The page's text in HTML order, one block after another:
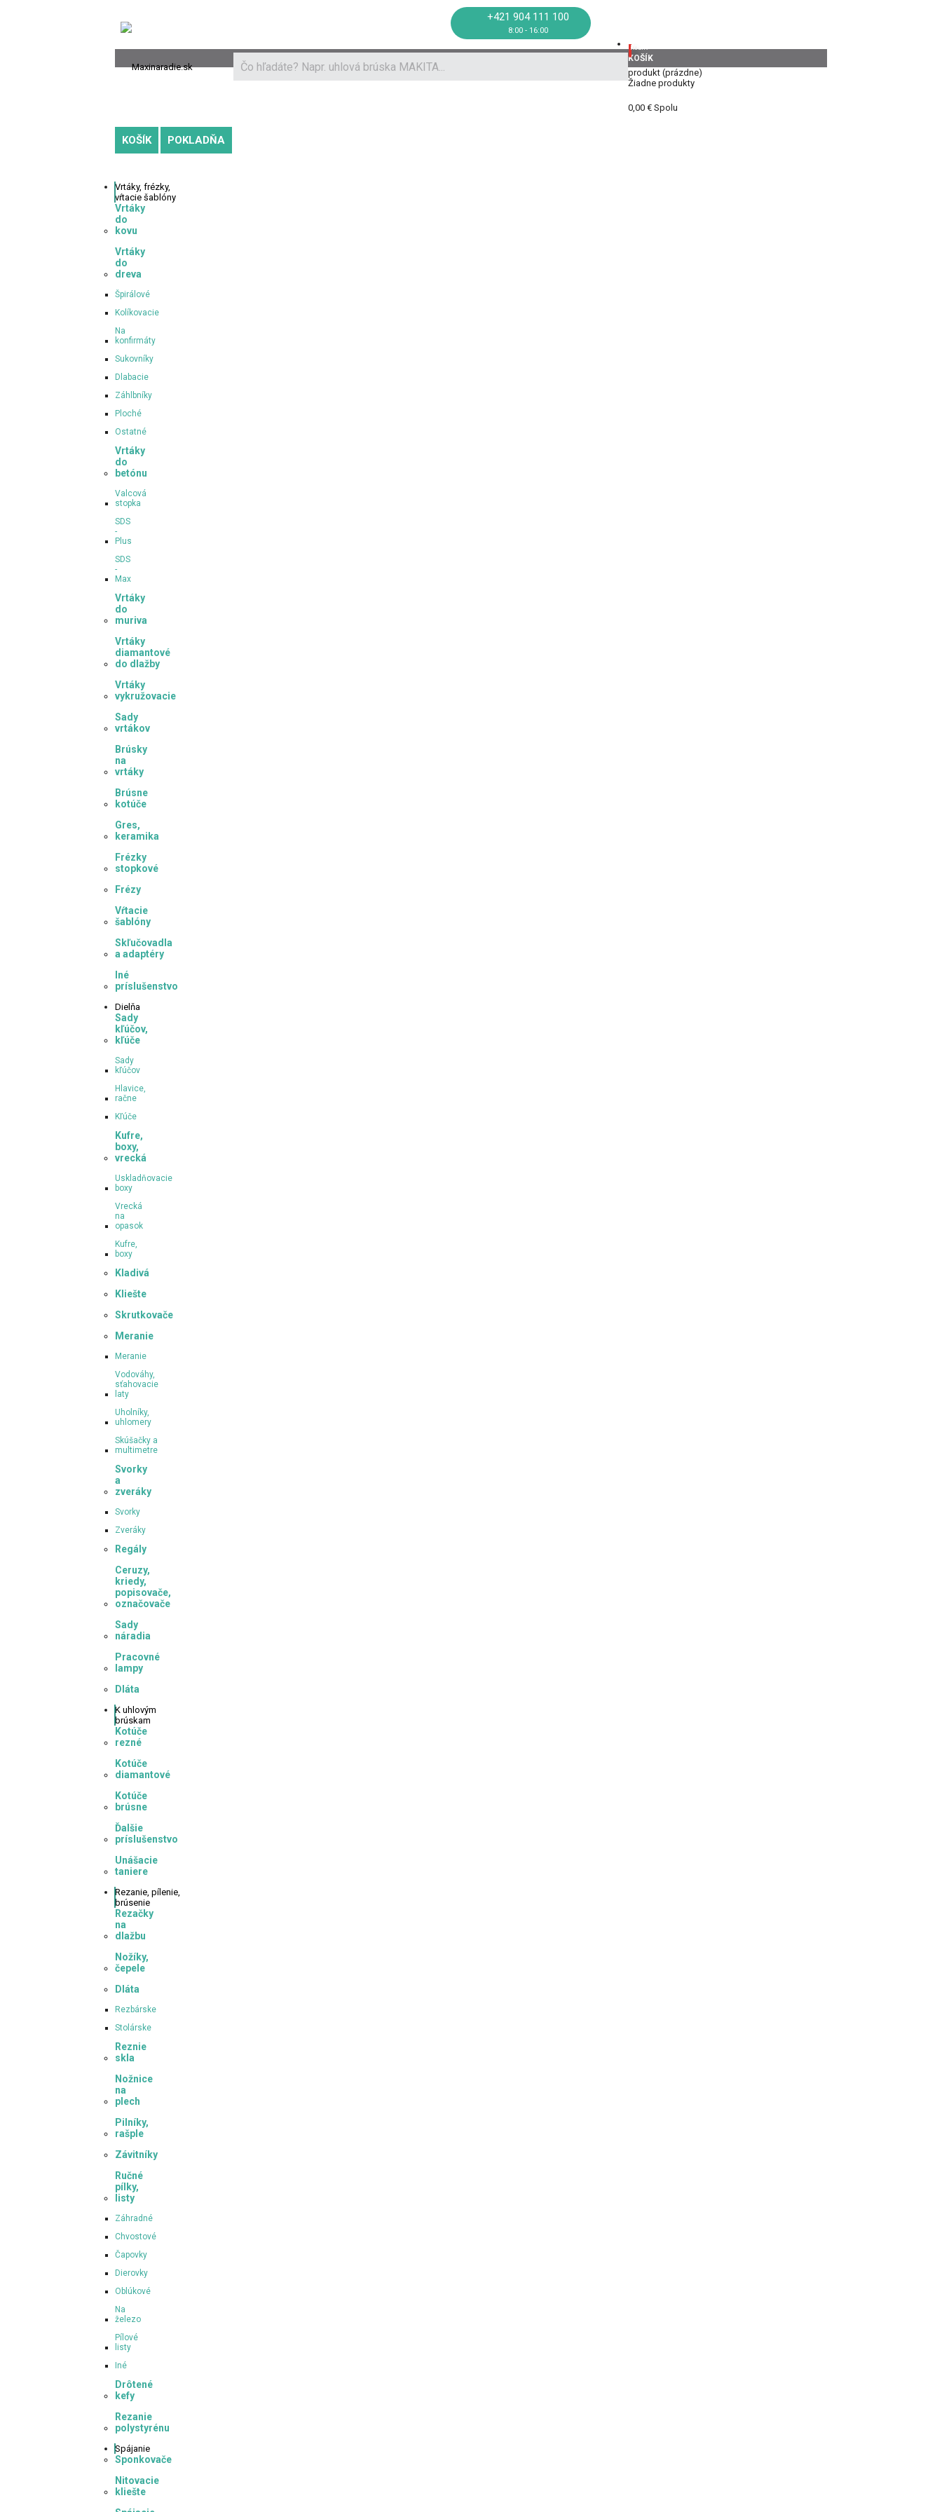
+421 904 111 100
8:00 - 16:00
KOŠÍK
KOŠÍK
produkt (prázdne)
Žiadne produkty
0,00 € Spolu
KOŠÍK POKLADŇA
Vrtáky, frézky,
vŕtacie šablóny
Vrtáky
do
kovu
Vrtáky
do
dreva
Špirálové
Kolíkovacie
Na
konfirmáty
Sukovníky
Dlabacie
Záhlbníky
Ploché
Ostatné
Vrtáky
do
betónu
Valcová
stopka
SDS
-
Plus
SDS
-
Max
Vrtáky
do
muriva
Vrtáky
diamantové
do dlažby
Vrtáky
vykružovacie
Sady
vrtákov
Brúsky
na
vrtáky
Brúsne
kotúče
Gres,
keramika
Frézky
stopkové
Frézy
Vŕtacie
šablóny
Skľučovadla
a adaptéry
Iné
príslušenstvo
Dielňa
Sady
kľúčov,
kľúče
Sady
kľúčov
Hlavice,
račne
Kľúče
Kufre,
boxy,
vrecká
Uskladňovacie
boxy
Vrecká
na
opasok
Kufre,
boxy
Kladivá
Kliešte
Skrutkovače
Meranie
Meranie
Vodováhy,
sťahovacie
laty
Uholníky,
uhlomery
Skúšačky a
multimetre
Svorky
a
zveráky
Svorky
Zveráky
Regály
Ceruzy,
kriedy,
popisovače,
označovače
Sady
náradia
Pracovné
lampy
Dláta
K uhlovým
brúskam
Kotúče
rezné
Kotúče
diamantové
Kotúče
brúsne
Ďalšie
príslušenstvo
Unášacie
taniere
Rezanie, pílenie,
brúsenie
Rezačky
na
dlažbu
Nožíky,
čepele
Dláta
Rezbárske
Stolárske
Reznie
skla
Nožnice
na
plech
Pilníky,
rašple
Závitníky
Ručné
pílky,
listy
Záhradné
Chvostové
Čapovky
Dierovky
Oblúkové
Na
železo
Pílové
listy
Iné
Drôtené
kefy
Rezanie
polystyrénu
Spájanie
Sponkovače
Nitovacie
kliešte